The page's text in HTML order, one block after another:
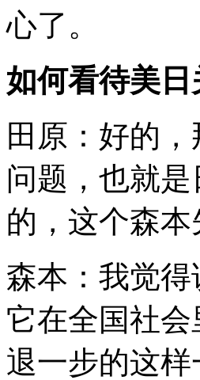
心了。
如何看待美日
田原：好的
问题，也就
的，这个森
森本：我觉
它在全国社
退一步的这